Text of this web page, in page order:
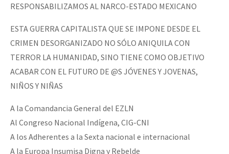
RESPONSABILIZAMOS AL NARCO-ESTADO MEXICANO
ESTA GUERRA CAPITALISTA QUE SE IMPONE DESDE EL
CRIMEN DESORGANIZADO NO SÓLO ANIQUILA CON
TERROR LA HUMANIDAD, SINO TIENE COMO OBJETIVO
ACABAR CON EL FUTURO DE @S JÓVENES Y JOVENAS,
NIÑOS Y NIÑAS
A la Comandancia General del EZLN
Al Congreso Nacional Indígena, CIG-CNI
A los Adherentes a la Sexta nacional e internacional
A la Europa Insumisa Digna y Rebelde